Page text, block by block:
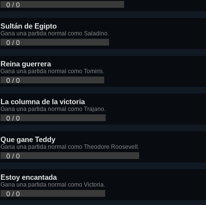
0 / 0
Sultán de Egipto
Gana una partida normal como Saladino.
0 / 0
Reina guerrera
Gana una partida normal como Tomiris.
0 / 0
La columna de la victoria
Gana una partida normal como Trajano.
0 / 0
Que gane Teddy
Gana una partida normal como Theodore Roosevelt.
0 / 0
Estoy encantada
Gana una partida normal como Victoria.
0 / 0